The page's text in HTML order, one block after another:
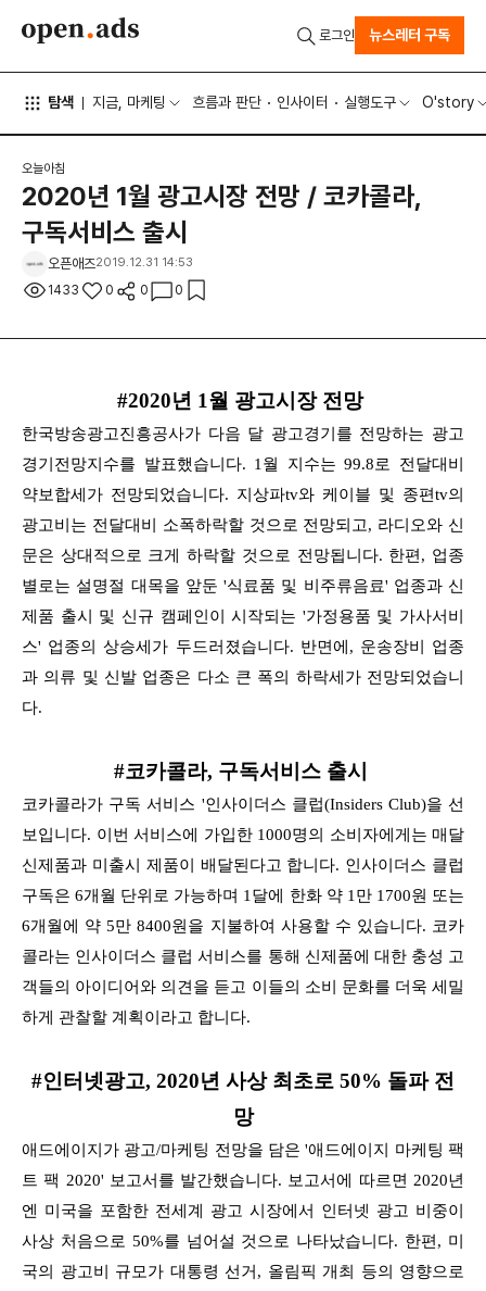
탐색 지금, 마케팅 흐름과 판단 인사이터 실행도구 O'story
로그인 뉴스레터 구독
오늘아침
2020년 1월 광고시장 전망 / 코카콜라,
구독서비스 출시
오픈애즈2019.12.31 14:53
1433 0 0 0
#2020년 1월 광고시장 전망
한국방송광고진흥공사가 다음 달 광고경기를 전망하는 광고
경기전망지수를 발표했습니다. 1월 지수는 99.8로 전달대비
약보합세가 전망되었습니다. 지상파tv와 케이블 및 종편tv의
광고비는 전달대비 소폭하락할 것으로 전망되고, 라디오와 신
문은 상대적으로 크게 하락할 것으로 전망됩니다. 한편, 업종
별로는 설명절 대목을 앞둔 '식료품 및 비주류음료' 업종과 신
제품 출시 및 신규 캠페인이 시작되는 '가정용품 및 가사서비
스' 업종의 상승세가 두드러졌습니다. 반면에, 운송장비 업종
과 의류 및 신발 업종은 다소 큰 폭의 하락세가 전망되었습니
다.
#코카콜라, 구독서비스 출시
코카콜라가 구독 서비스 '인사이더스 클럽(Insiders Club)을 선
보입니다. 이번 서비스에 가입한 1000명의 소비자에게는 매달
신제품과 미출시 제품이 배달된다고 합니다. 인사이더스 클럽
구독은 6개월 단위로 가능하며 1달에 한화 약 1만 1700원 또는
6개월에 약 5만 8400원을 지불하여 사용할 수 있습니다. 코카
콜라는 인사이더스 클럽 서비스를 통해 신제품에 대한 충성 고
객들의 아이디어와 의견을 듣고 이들의 소비 문화를 더욱 세밀
하게 관찰할 계획이라고 합니다.
#인터넷광고, 2020년 사상 최초로 50% 돌파 전
망
애드에이지가 광고/마케팅 전망을 담은 '애드에이지 마케팅 팩
트 팩 2020' 보고서를 발간했습니다. 보고서에 따르면 2020년
엔 미국을 포함한 전세계 광고 시장에서 인터넷 광고 비중이
사상 처음으로 50%를 넘어설 것으로 나타났습니다. 한편, 미
국의 광고비 규모가 대통령 선거, 올림픽 개최 등의 영향으로